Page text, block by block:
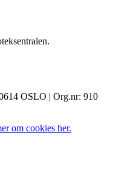
OSLO | Org.nr: 910
om cookies her.